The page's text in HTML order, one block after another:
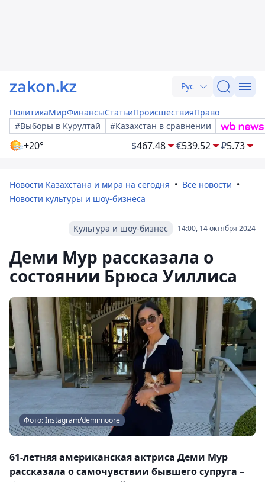
Рус
ПолитикаМирФинансыСтатьиПроисшествияПраво
#Выборы в Курултай
#Казахстан в сравнении
+20° $467.48 €539.52 ₽5.73
Новости Казахстана и мира на сегодня
Все новости
Новости культуры и шоу-бизнеса
14:00, 14 октября 2024
Культура и шоу-бизнес
Деми Мур рассказала о
состоянии Брюса Уиллиса
Фото: Instagram/demimoore
61-летняя американская актриса Деми Мур
рассказала о самочувствии бывшего супруга –